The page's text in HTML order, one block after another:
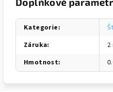
Kategorie:
Záruka:
2
Hmotnost: